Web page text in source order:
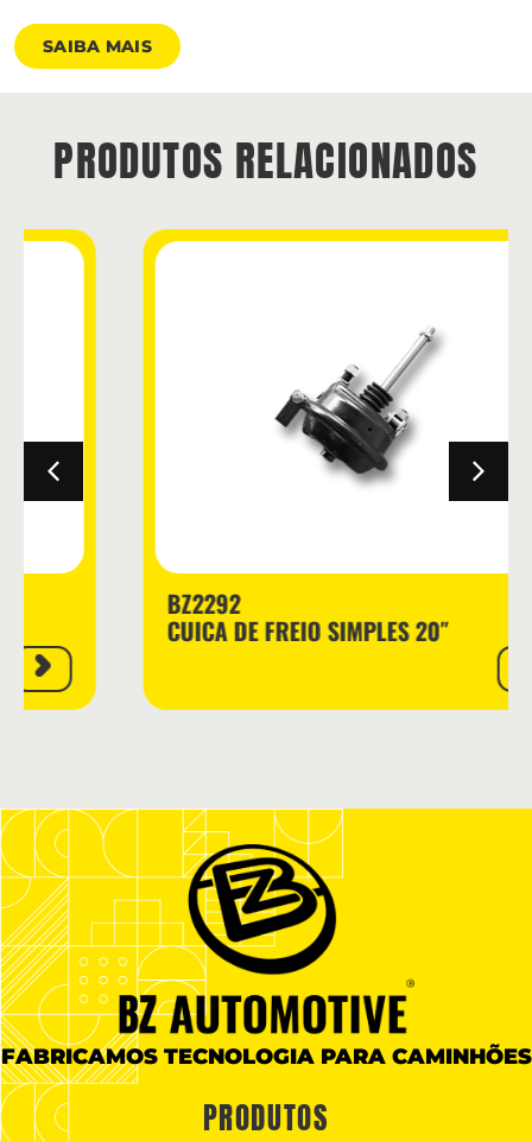
SAIBA MAIS
PRODUTOS RELACIONADOS
CUICA DE FREIO SIMPLES 20″
FABRICAMOS TECNOLOGIA PARA CAMINHÕES
PRODUTOS